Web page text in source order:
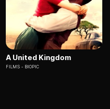
A United Kingdom
FILMS BIOPIC